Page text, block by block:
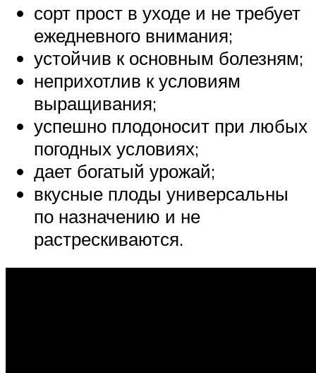
сорт прост в уходе и не требует
ежедневного внимания;
устойчив к основным болезням;
неприхотлив к условиям
выращивания;
успешно плодоносит при любых
погодных условиях;
дает богатый урожай;
вкусные плоды универсальны
по назначению и не
растрескиваются.